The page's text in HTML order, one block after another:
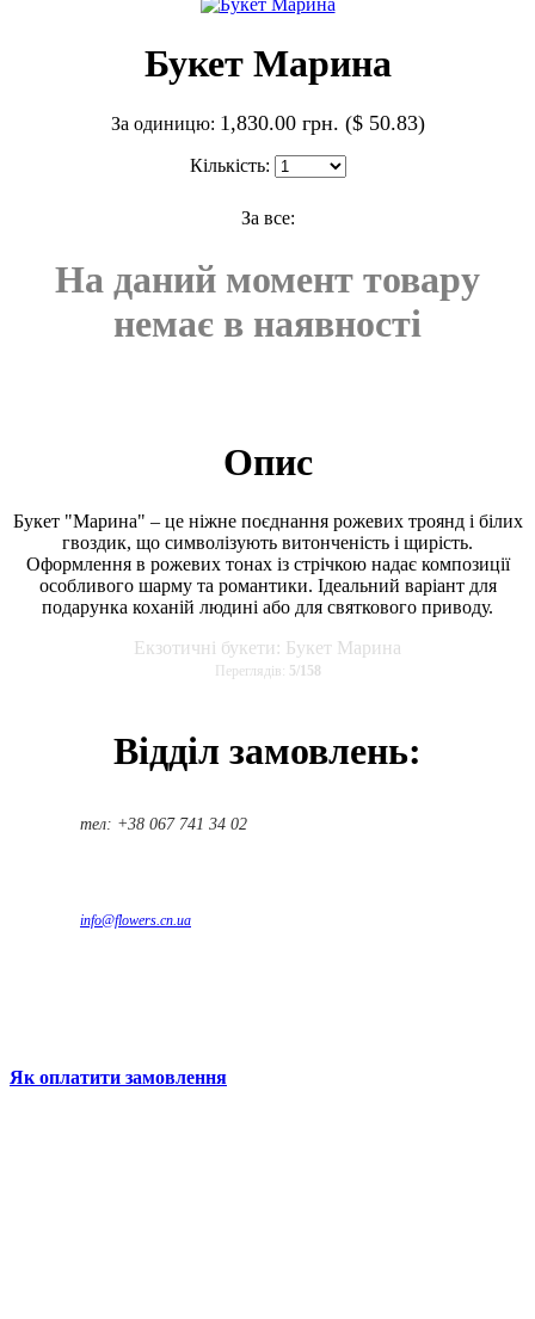
Букет Марина
За одиницю: 1,830.00 грн. ($ 50.83)
Кількість:
За все:
На даний момент товару
немає в наявності
Опис
Букет "Марина" – це ніжне поєднання рожевих троянд і білих
гвоздик, що символізують витонченість і щирість.
Оформлення в рожевих тонах із стрічкою надає композиції
особливого шарму та романтики. Ідеальний варіант для
подарунка коханій людині або для святкового приводу.
Екзотичні букети: Букет Марина
Переглядів: 5/158
Відділ замовлень:
тел: +38 067 741 34 02
info@flowers.cn.ua
Як оплатити замовлення